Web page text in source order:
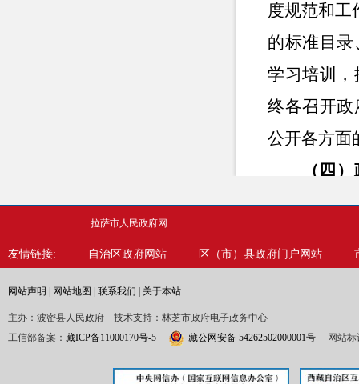
度规范和工
的标准目
学习培训
终各召开
公开各方面
（四
镇人民政
（五）
度对各村
拉萨市人民政府网
友情链接: 自治区政府网站 区（市）县政府门户网站
网站声明 网站地图 联系我们 关于本站
主办：波密县人民政府 技术支持：林芝市政府电子政务中心
工信部备案： 藏ICP备11000170号-5 藏公网安备 54262502000001号 网站标